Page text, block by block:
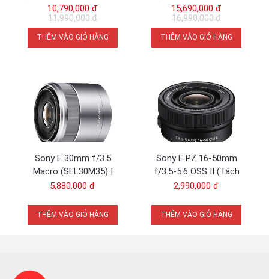
tắc này có chức năng ngăn không cho ống kính vô tình tự điều
chỉnh khi không sử dụng. Đồng thời cũng giúp bảo vệ vòng
zoom không bị lỏng lẻo, hỗ trợ người dùng cài đặt nhanh và
chính xác mức tiêu cự mình muốn.
Lens có cấu tạo quang học gồm 17 thấu kính trong 13 nhóm,
trong đó có bốn thấu kính phi cầu và hai thấu kính có độ phân
hiện tượng cầu sai, méo hình, cho hình ảnh hiển thị chính xác
với độ sắc nét cao. Trong đó, hai thấu kính có độ phân tán cực
chân thực hơn.
10,790,000 đ
11,990,000 đ
THÊM VÀO GIỎ HÀNG
Hãng
15,690,000 đ
16,990,000 đ
THÊM VÀO GIỎ HÀNG
Sony E 30mm f/3.5
Macro (SEL30M35) |
Chính Hãng
5,880,000 đ
THÊM VÀO GIỎ HÀNG
Sony E PZ 16-50mm
f/3.5-5.6 OSS II (Tách
Kit) Đen | Chính Hãng
2,990,000 đ
THÊM VÀO GIỎ HÀNG